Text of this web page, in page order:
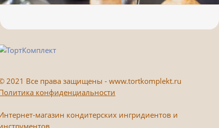
2021 Все права защищены - www.tortkomplekt.ru
конфиденциальности
магазин кондитерских ингридиентов и